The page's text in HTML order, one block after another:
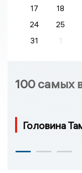
17
18
24
25
31
1
100 самых
Головина